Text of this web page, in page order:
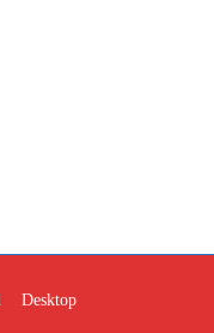
Desktop